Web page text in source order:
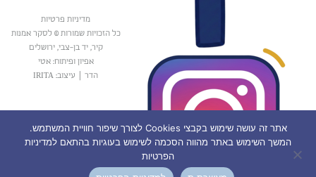
מדיניות פרטיות
כל הזכויות שמורות © לסקר אמנות
קיר, יד בן-צבי, ירושלים
אפיון ופיתוח: אטי
הדר
עיצוב: IRITA
אתר זה עושה שימוש בקבצי Cookies לצורך שיפור חוויית המשתמש.
המשך השימוש באתר מהווה הסכמה לשימוש בעוגיות בהתאם למדיניות
הפרטיות